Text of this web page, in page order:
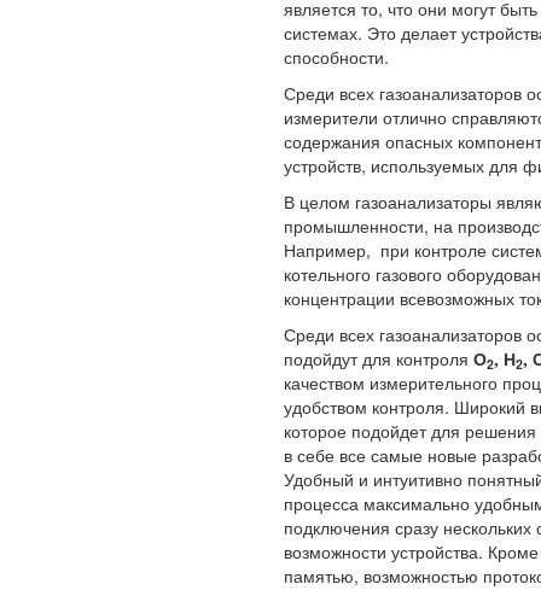
является то, что они могут
системах. Это делает
способности.
Среди всех газоанализаторов
измерители отлично
содержания опасных
устройств, используемых для
В целом газоанализаторы
промышленности, на
Например, при контроле
котельного газового
концентрации всевозможных
Среди всех газоанализаторов
подойдут для контроля О2, Н2,
качеством измерительного
удобством контроля. Широкий
которое подойдет для
в себе все самые новые
Удобный и интуитивно
процесса максимально
подключения сразу
возможности устройства.
памятью, возможностью